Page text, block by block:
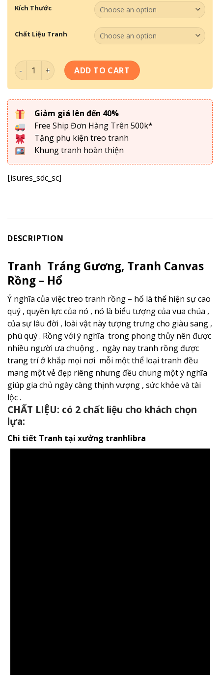
Kích Thước
Chất Liệu Tranh
Bộ Tranh Rồng Hổ 012 quantity
ADD TO CART
Giảm giá lên đến 40%
Free Ship Đơn Hàng Trên 500k*
Tặng phụ kiện treo tranh
Khung tranh hoàn thiện
[isures_sdc_sc]
DESCRIPTION
Tranh Tráng Gương, Tranh Canvas
Rồng – Hổ
Ý nghĩa của việc treo tranh rồng – hổ là thể hiện sự cao
quý , quyền lực của nó , nó là biểu tượng của vua chúa ,
của sự lâu đời , loài vật này tượng trưng cho giàu sang ,
phú quý . Rồng với ý nghĩa trong phong thủy nên được
nhiều người ưa chuộng , ngày nay tranh rồng được
trang trí ở khắp mọi nơi mỗi một thể loại tranh đều
mang một vẻ đẹp riêng nhưng đều chung một ý nghĩa
giúp gia chủ ngày càng thịnh vượng , sức khỏe và tài
lộc .
CHẤT LIỆU: có 2 chất liệu cho khách chọn
lựa:
Chi tiết Tranh tại xưởng tranhlibra